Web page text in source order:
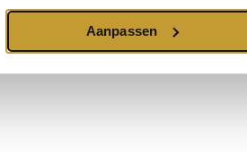
Aanpassen